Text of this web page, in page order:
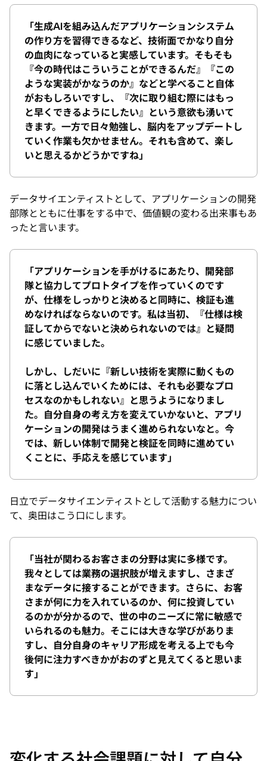
「生成AIを組み込んだアプリケーションシステム
の作り方を習得できるなど、技術面でかなり自分
の血肉になっていると実感しています。そもそも
『今の時代はこういうことができるんだ』『この
ような実装がかなうのか』などと学べること自体
がおもしろいですし、『次に取り組む際にはもっ
と早くできるようにしたい』という意欲も湧いて
きます。一方で日々勉強し、脳内をアップデートし
ていく作業も欠かせません。それも含めて、楽し
いと思えるかどうかですね」
データサイエンティストとして、アプリケーションの開発
部隊とともに仕事をする中で、価値観の変わる出来事もあ
ったと言います。
「アプリケーションを手がけるにあたり、開発部
隊と協力してプロトタイプを作っていくのです
が、仕様をしっかりと決めると同時に、検証も進
めなければならないのです。私は当初、『仕様は検
証してからでないと決められないのでは』と疑問
に感じていました。
しかし、しだいに『新しい技術を実際に動くもの
に落とし込んでいくためには、それも必要なプロ
セスなのかもしれない』と思うようになりまし
た。自分自身の考え方を変えていかないと、アプリ
ケーションの開発はうまく進められないなと。今
では、新しい体制で開発と検証を同時に進めてい
くことに、手応えを感じています」
日立でデータサイエンティストとして活動する魅力につい
て、奥田はこう口にします。
「当社が関わるお客さまの分野は実に多様です。
我々としては業務の選択肢が増えますし、さまざ
まなデータに接することができます。さらに、お客
さまが何に力を入れているのか、何に投資してい
るのかが分かるので、世の中のニーズに常に敏感で
いられるのも魅力。そこには大きな学びがありま
すし、自分自身のキャリア形成を考える上でも今
後何に注力すべきかがおのずと見えてくると思いま
す」